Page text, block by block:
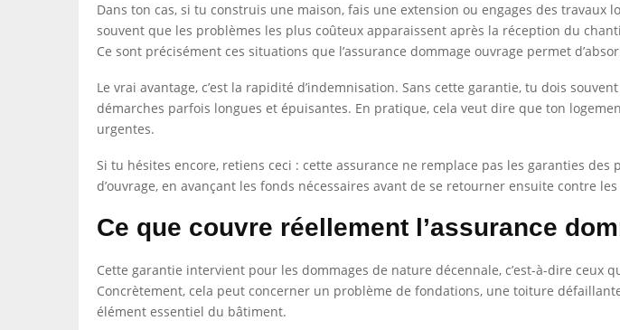
Dans ton cas, si tu construis une maison, fais une extension ou engages des
souvent que les problèmes les plus coûteux apparaissent après la réception du
Ce sont précisément ces situations que l’assurance dommage ouvrage permet
Le vrai avantage, c’est la rapidité d’indemnisation. Sans cette garantie, tu dois
démarches parfois longues et épuisantes. En pratique, cela veut dire que ton
urgentes.
Si tu hésites encore, retiens ceci : cette assurance ne remplace pas les garanties
d’ouvrage, en avançant les fonds nécessaires avant de se retourner ensuite contre
Ce que couvre réellement l’assurance
Cette garantie intervient pour les dommages de nature décennale, c’est-à-dire
Concrètement, cela peut concerner un problème de fondations, une toiture
élément essentiel du bâtiment.